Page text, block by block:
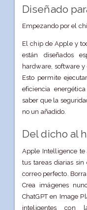
Diseñado
Empezando por el
El chip de Apple y
están diseñados
hardware, software
Esto permite
eficiencia
saber que la
no un añadido.
Del dicho al
Apple Intelligence te
tus tareas diarias sin
correo perfecto.
Crea imágenes
ChatGPT en Image
inteligentes con